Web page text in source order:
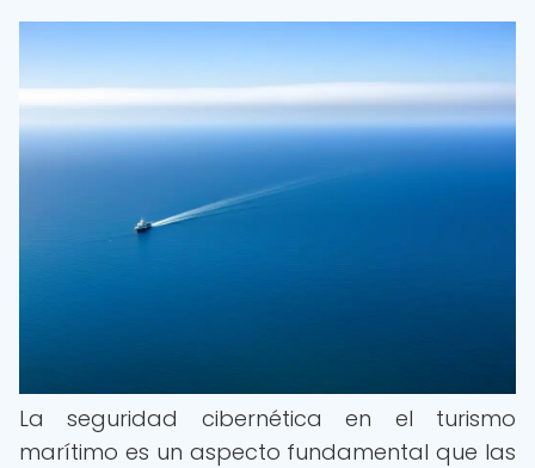
La seguridad cibernética en el turismo
marítimo es un aspecto fundamental que las